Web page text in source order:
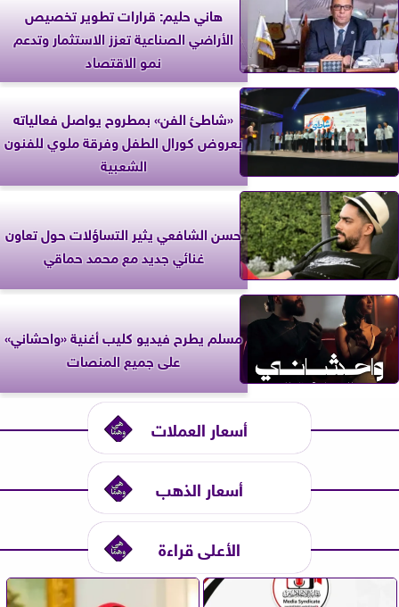
هاني حليم: قرارات تطوير تخصيص
الأراضي الصناعية تعزز الاستثمار وتدعم
نمو الاقتصاد
«شاطئ الفن» بمطروح يواصل فعالياته
بعروض كورال الطفل وفرقة ملوي للفنون
الشعبية
حسن الشافعي يثير التساؤلات حول تعاون
غنائي جديد مع محمد حماقي
مسلم يطرح فيديو كليب أغنية «واحشاني»
على جميع المنصات
أسعار العملات
أسعار الذهب
الأعلى قراءة